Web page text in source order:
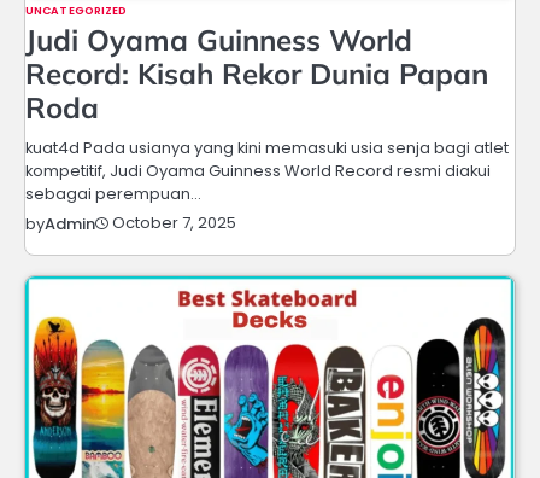
UNCATEGORIZED
Judi Oyama Guinness World
Record: Kisah Rekor Dunia Papan
Roda
kuat4d Pada usianya yang kini memasuki usia senja bagi atlet
kompetitif, Judi Oyama Guinness World Record resmi diakui
sebagai perempuan…
byAdmin October 7, 2025